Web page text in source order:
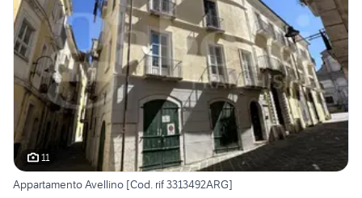
11
Appartamento Avellino [Cod. rif 3313492ARG]